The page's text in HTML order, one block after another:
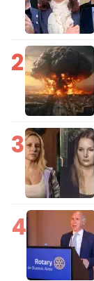
2
3
4